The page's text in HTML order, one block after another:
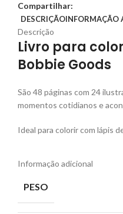
Compartilhar:
DESCRIÇÃOINFORMAÇÃO
Descrição
Livro para
Bobbie Goods
São 48 páginas com 24
momentos cotidianos e
Ideal para colorir com lápis
Informação adicional
PESO